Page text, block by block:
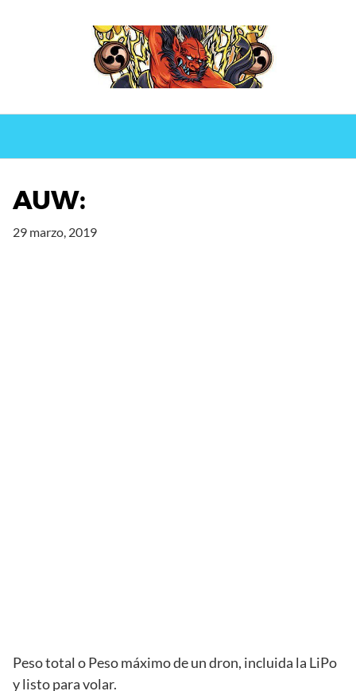
AUW:
29 marzo, 2019
Peso total o Peso máximo de un dron, incluida la LiPo
y listo para volar.